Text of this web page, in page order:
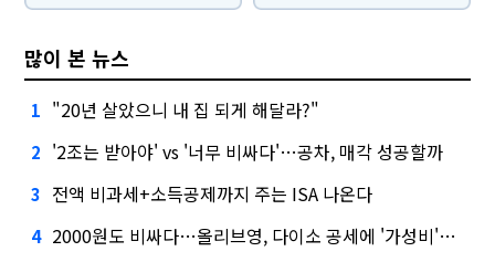
많이 본 뉴스
1 "20년 살았으니 내 집 되게 해달라?"
2 '2조는 받아야' vs '너무 비싸다'…공차, 매각 성공할까
3 전액 비과세+소득공제까지 주는 ISA 나온다
4 2000원도 비싸다…올리브영, 다이소 공세에 '가성비'로 맞불